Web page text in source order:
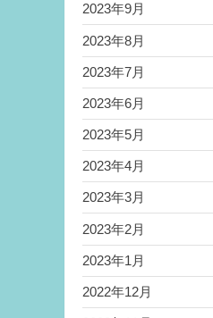
2023年9月
2023年8月
2023年7月
2023年6月
2023年5月
2023年4月
2023年3月
2023年2月
2023年1月
2022年12月